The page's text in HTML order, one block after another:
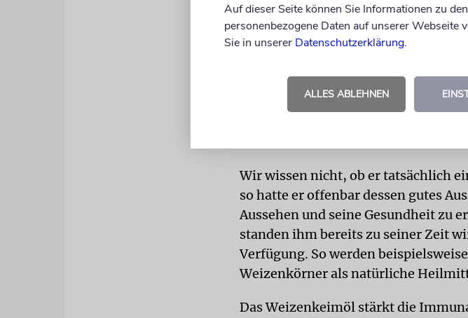
in die linke und den linken Daumen
Nachkomme Josefs sei man gegen
porat Josef, ben porat alej-ajin«, ein
sage man »olej-ajin« (das Auge
Jochanan allerdings eher auf die
Wir wissen nicht, ob er tatsächlich
so hatte er offenbar dessen gutes
Aussehen und seine Gesundheit zu
standen ihm bereits zu seiner Zeit
Verfügung. So werden
Weizenkörner als natürliche
Das Weizenkeimöl stärkt die
Auf dieser Seite können Sie Informationen zu
personenbezogene Daten auf unserer
Sie in unserer Datenschutzerklärung.
ALLES ABLEHNEN